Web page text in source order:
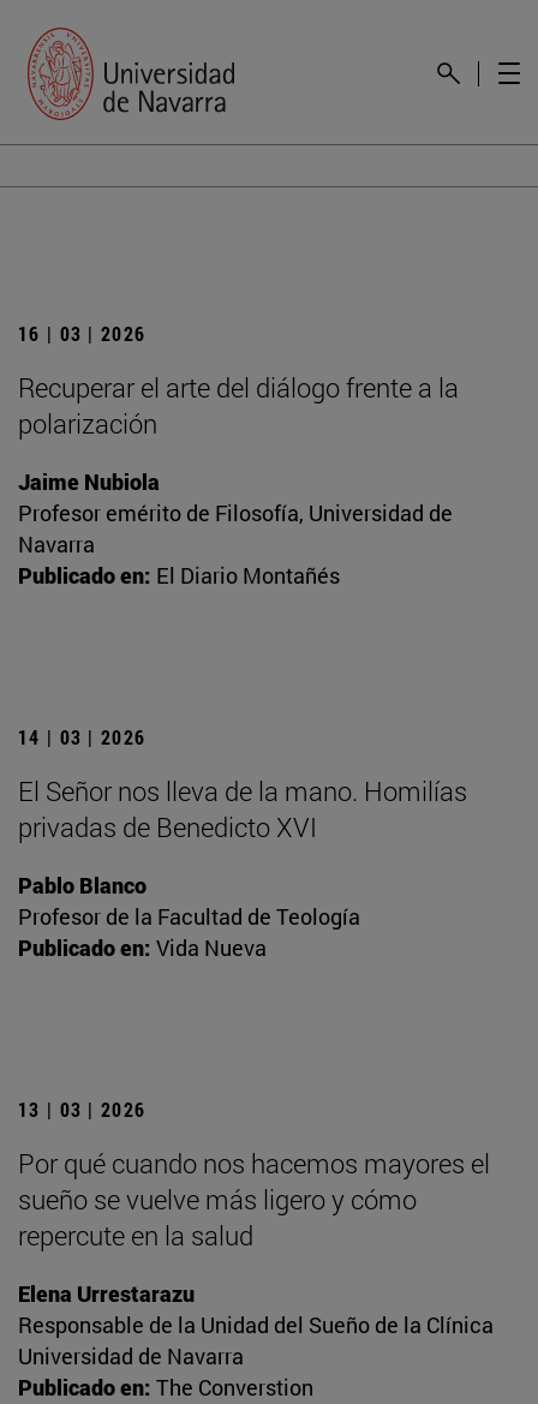
16 | 03 | 2026
Recuperar el arte del diálogo frente a la
polarización
Jaime Nubiola
Profesor emérito de Filosofía, Universidad de
Navarra
Publicado en: El Diario Montañés
14 | 03 | 2026
El Señor nos lleva de la mano. Homilías
privadas de Benedicto XVI
Pablo Blanco
Profesor de la Facultad de Teología
Publicado en: Vida Nueva
13 | 03 | 2026
Por qué cuando nos hacemos mayores el
sueño se vuelve más ligero y cómo
repercute en la salud
Elena Urrestarazu
Responsable de la Unidad del Sueño de la Clínica
Universidad de Navarra
Publicado en: The Converstion